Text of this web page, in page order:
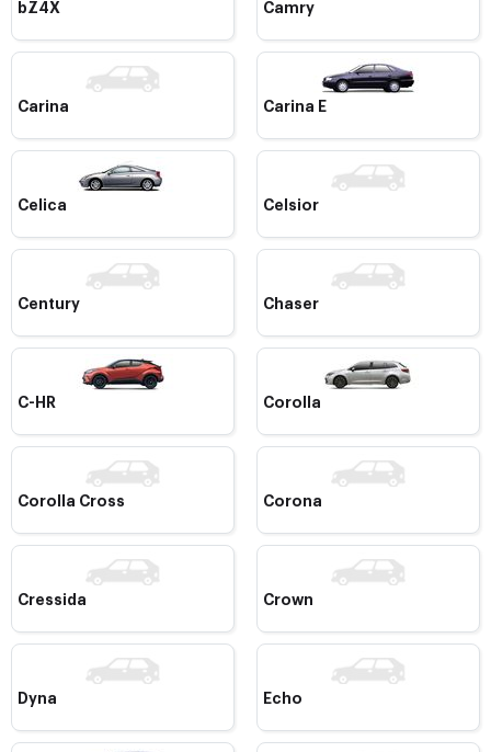
bZ4X Camry
Carina Carina E
Celica Celsior
Century Chaser
C-HR Corolla
Corolla Cross Corona
Cressida Crown
Dyna Echo